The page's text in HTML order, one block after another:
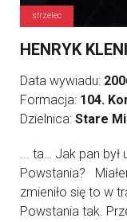
strzelec
HENRYK
Data wywiadu:
Formacja: 104.
Dzielnica: Stare
... ta… Jak pan był
Powstania?
zmieniło się to w
Powstania tak.